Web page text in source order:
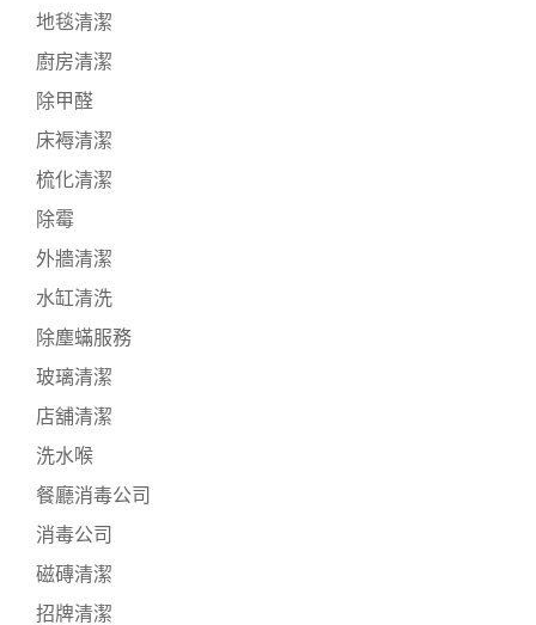
地毯清潔
廚房清潔
除甲醛
床褥清潔
梳化清潔
除霉
外牆清潔
水缸清洗
除塵蟎服務
玻璃清潔
店舖清潔
洗水喉
餐廳消毒公司
消毒公司
磁磚清潔
招牌清潔